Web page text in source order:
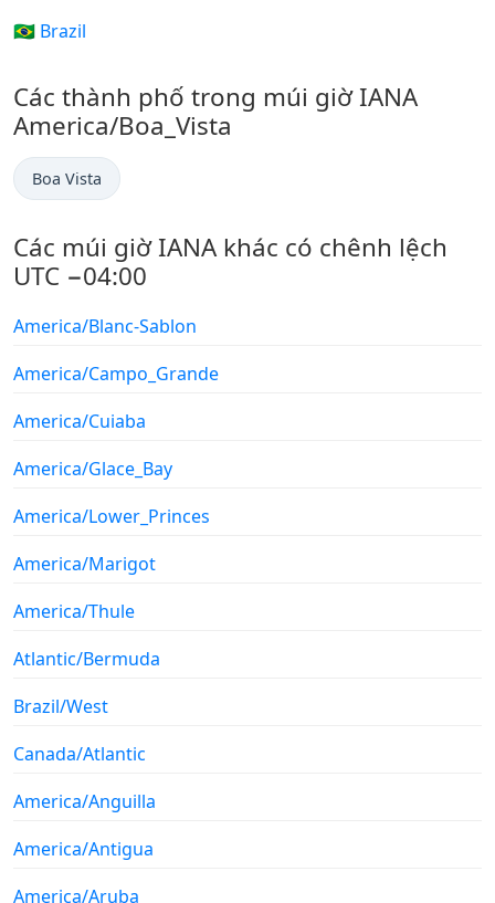
🇧🇷 Brazil
Các thành phố trong múi giờ IANA
America/Boa_Vista
Boa Vista
Các múi giờ IANA khác có chênh lệch
UTC −04:00
America/Blanc-Sablon
America/Campo_Grande
America/Cuiaba
America/Glace_Bay
America/Lower_Princes
America/Marigot
America/Thule
Atlantic/Bermuda
Brazil/West
Canada/Atlantic
America/Anguilla
America/Antigua
America/Aruba